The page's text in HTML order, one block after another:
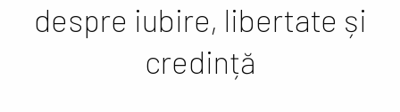
despre iubire, libertate și
credință